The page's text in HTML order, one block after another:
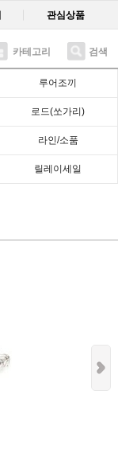
관심상품
카테고리 검색
루어조끼
로드(쏘가리)
라인/소품
릴레이세일
Recent